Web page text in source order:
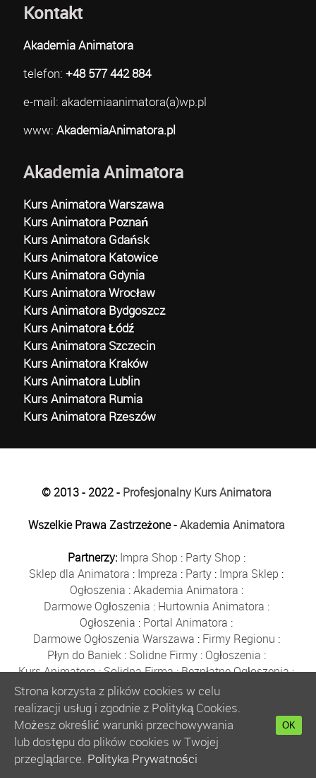
Kontakt
Akademia Animatora
telefon: +48 577 442 884
e-mail: akademiaanimatora(a)wp.pl
www: AkademiaAnimatora.pl
Akademia Animatora
Kurs Animatora Warszawa
Kurs Animatora Poznań
Kurs Animatora Gdańsk
Kurs Animatora Katowice
Kurs Animatora Gdynia
Kurs Animatora Wrocław
Kurs Animatora Bydgoszcz
Kurs Animatora Łódź
Kurs Animatora Szczecin
Kurs Animatora Kraków
Kurs Animatora Lublin
Kurs Animatora Rumia
Kurs Animatora Rzeszów
© 2013 - 2022 - Profesjonalny Kurs Animatora
Wszelkie Prawa Zastrzeżone -Akademia Animatora
Partnerzy: Impra Shop : Party Shop :
Sklep dla Animatora : Impreza : Party : Impra Sklep :
Ogłoszenia :Akademia Animatora :
Darmowe Ogłoszenia : Hurtownia Animatora :
Ogłoszenia : Portal Animatora :
Darmowe Ogłoszenia Warszawa : Firmy Regionu :
Płyn do Baniek: Solidne Firmy: Ogłoszenia :
Kurs Animatora:Solidna Firma:Bezpłatne Ogłoszenia:
Animator Czasu Wolnego:
Bezpłatne Ogłoszenia Warszawa:sklep animatora
Bańki Mydlane:Bezpłatne Ogłoszenia
Szkolenie Animatorów:Kurs Animatora
:
Kurs Animatora Warszawa :Rumia
Kurs Animatora Poznań:
Strona korzysta z plików cookies w celu
realizacji usług i zgodnie z Polityką Cookies.
Możesz określić warunki przechowywania
lub dostępu do plików cookies w Twojej
przeglądarce. Polityka Prywatności
OK